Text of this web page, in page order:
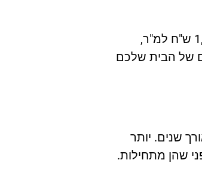
המחירים משתנים לפי סוג החיפוי, גודל המבנה ורמת ההרכבה. חיפוי איכותי לבתים ליד הים יעלה לרוב בין 450 ל-1,200 ש"ח למ"ר,
של הבית שלכם
שנים. יותר
שהן מתחילות.